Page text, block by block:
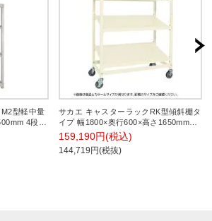
M2型軽中量
4段
サカエ キャスターラックRK型傾斜棚タ
イプ 幅1800×奥行600×高さ1650mm
RKCN-8653SNU
159,190円(税込)
144,719円(税抜)